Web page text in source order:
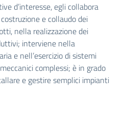
d’interesse, egli collabora
e collaudo dei
nella realizzazione dei
interviene nella
e nell’esercizio di sistemi
complessi; è in grado
e gestire semplici impianti